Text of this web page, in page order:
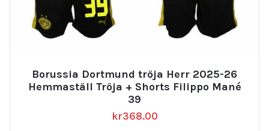
Borussia Dortmund tröja Herr 2025-26
Hemmaställ Tröja + Shorts Filippo Mané
39
kr368.00